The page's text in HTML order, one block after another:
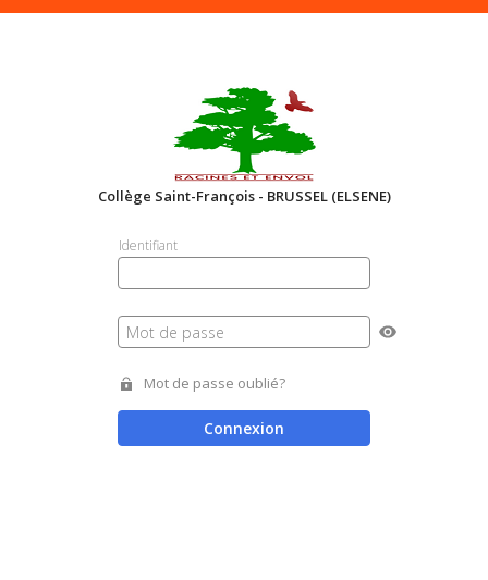
Collège Saint-François - BRUSSEL (ELSENE)
Identifiant
Mot de passe
Mot de passe oublié?
Connexion